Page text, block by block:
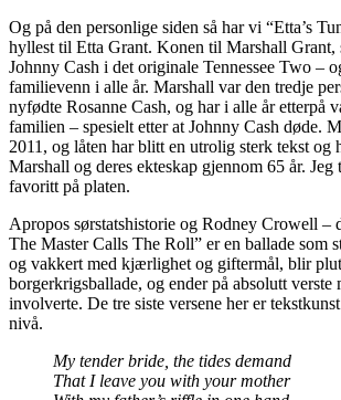
Og på den personlige siden så har vi “Etta’s
hyllest til Etta Grant. Konen til Marshall Grant,
Johnny Cash i det originale Tennessee Two –
familievenn i alle år. Marshall var den tredje
nyfødte Rosanne Cash, og har i alle år etterpå
familien – spesielt etter at Johnny Cash døde.
2011, og låten har blitt en utrolig sterk tekst og
Marshall og deres ekteskap gjennom 65 år. Jeg
favoritt på platen.
Apropos sørstatshistorie og Rodney Crowell –
The Master Calls The Roll” er en ballade som
og vakkert med kjærlighet og giftermål, blir
borgerkrigsballade, og ender på absolutt verste
involverte. De tre siste versene her er
nivå.
My tender bride, the tides demand
That I leave you with your mother